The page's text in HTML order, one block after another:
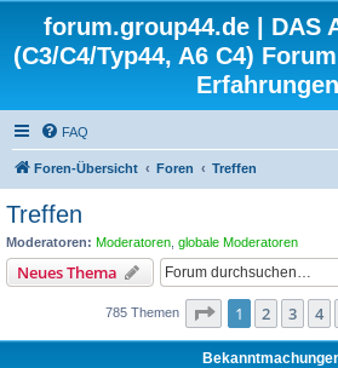
forum.group44.de | DAS
(C3/C4/Typ44, A6 C4)
FAQ
Foren-Übersicht Foren Treffen
Treffen
Moderatoren: Moderatoren globale Moderatoren
Neues Thema
785 Themen Seite 1von 16
1 2 3 4